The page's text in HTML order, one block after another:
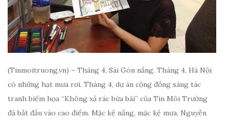
(Tinmoitruong.vn) – Tháng 4, Sài Gòn nắng. Tháng 4, Hà Nội
có những hạt mưa rơi. Tháng 4, dự án cộng đồng sáng tác
tranh biếm họa “Không xả rác bừa bãi” của Tin Môi Trường
đã bắt đầu vào cao điểm. Mặc kệ nắng, mặc kệ mưa, Nguyễn